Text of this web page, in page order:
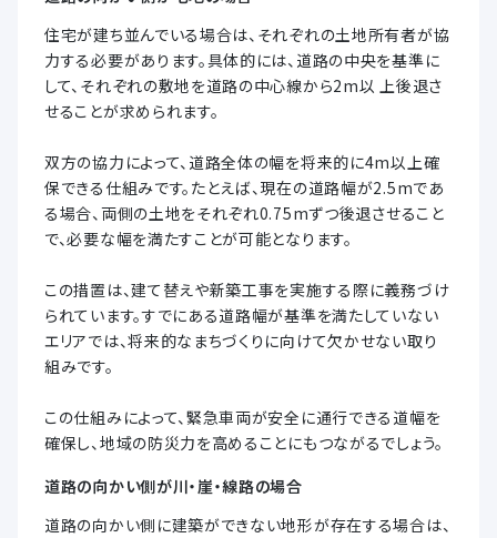
住宅が建ち並んでいる場合は、それぞれの土地所有者が協
力する必要があります。具体的には、道路の中央を基準に
して、それぞれの敷地を道路の中心線から2m以 上後退さ
せることが求められます。
双方の協力によって、道路全体の幅を将来的に4m以上確
保できる仕組みです。たとえば、現在の道路幅が2.5mであ
る場合、両側の土地をそれぞれ0.75mずつ後退させること
で、必要な幅を満たすことが可能となります。
この措置は、建て替えや新築工事を実施する際に義務づけ
られています。すでにある道路幅が基準を満たしていない
エリアでは、将来的なまちづくりに向けて欠かせない取り
組みです。
この仕組みによって、緊急車両が安全に通行できる道幅を
確保し、地域の防災力を高めることにもつながるでしょう。
道路の向かい側が川・崖・線路の場合
道路の向かい側に建築ができない地形が存在する場合は、